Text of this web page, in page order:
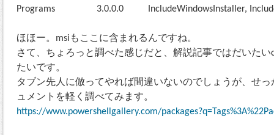
Programs 3.0.0.0 IncludeWindowsInstaller,
ほほー。msiもここに含まれるんですね。
さて、ちょろっと調べた感じだと、解説記事ではだいたい
たいです。
タブン先人に倣ってやれば間違いないのでしょうが、せ
ュメントを軽く調べてみます。
https://www.powershellgallery.com/